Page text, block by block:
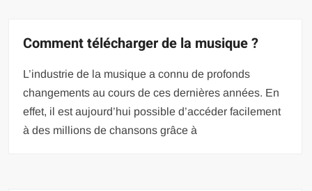
Comment télécharger de la musique ?
L’industrie de la musique a connu de profonds
changements au cours de ces dernières années. En
effet, il est aujourd’hui possible d’accéder facilement
à des millions de chansons grâce à